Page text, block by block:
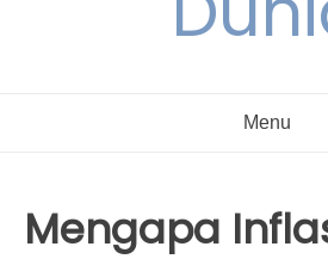
Menu
Mengapa